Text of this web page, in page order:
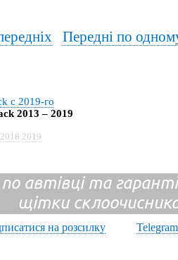
Передні по
с 2019-го
2013 – 2019
2018 2019
по автівці та
щітки
на розсилку
Telegram